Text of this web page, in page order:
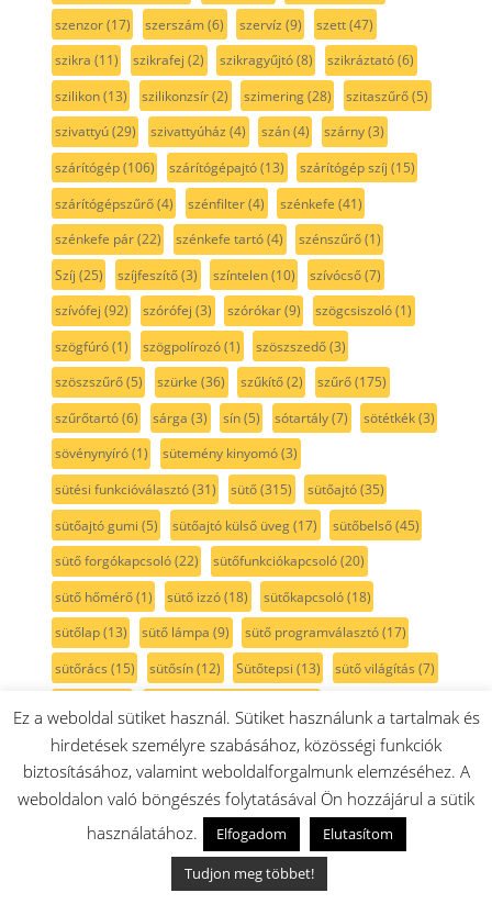
szenzor(17) szerszám(6) szervíz (9) szett(47)
szikra (11) szikrafej (2) szikragyűjtó(8) szikráztató(6)
szilikon(13) szilikonzsír(2) szimering(28) szitaszűrő(5)
szivattyú(29) szivattyúház (4) szán(4) szárny(3)
szárítógép(106) szárítógépajtó(13) szárítógép szíj (15)
szárítógépszűrő(4) szénfilter(4) szénkefe (41)
szénkefe pár(22) szénkefe tartó(4) szénszűrő(1)
Szíj (25) szíjfeszítő(3) színtelen(10) szívócső(7)
szívófej (92) szórófej (3) szórókar(9) szögcsiszoló(1)
szögfúró(1) szögpolírozó(1) szöszszedő(3)
szöszszűrő(5) szürke (36) szűkítő(2) szűrő(175)
szűrőtartó(6) sárga (3) sín(5) sótartály(7) sötétkék(3)
sövénynyíró(1) sütemény kinyomó(3)
sütési funkcióválasztó(31) sütő(315) sütőajtó(35)
sütőajtó gumi (5) sütőajtó külső üveg(17) sütőbelső(45)
sütő forgókapcsoló(22) sütőfunkciókapcsoló(20)
sütő hőmérő(1) sütő izzó(18) sütőkapcsoló(18)
sütőlap(13) sütő lámpa (9) sütő programválasztó(17)
sütőrács (15) sütősín(12) Sütőtepsi (13) sütő világítás (7)
sütő üzemmódváltó(16) sűtőajtó tömítés(7) tabletta(16)
takarítógép(66) takaró(3) takarólemez(2) talp(1)
tartozéktáska (2) tartály(82) tartó(16) tassimo(41)
teafőző(1) tejcső(5) tejhabosító(8)
(2) tekercsfedél(1)
Ez a weboldal sütiket használ. Sütiket használunk a tartalmak és
hirdetések személyre szabásához, közösségi funkciók
biztosításához, valamint weboldalforgalmunk elemzéséhez. A
weboldalon való böngészés folytatásával Ön hozzájárul a sütik
használatához.
Elfogadom
Elutasítom
Tudjon meg többet!